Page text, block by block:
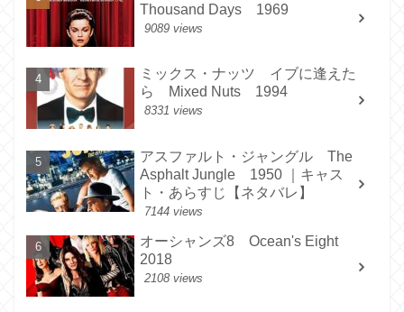
Thousand Days 1969
9089 views
ミックス・ナッツ イブに逢えた
ら Mixed Nuts 1994
8331 views
アスファルト・ジャングル The
Asphalt Jungle 1950 ｜キャス
ト・あらすじ【ネタバレ】
7144 views
オーシャンズ8 Ocean's Eight
2018
2108 views